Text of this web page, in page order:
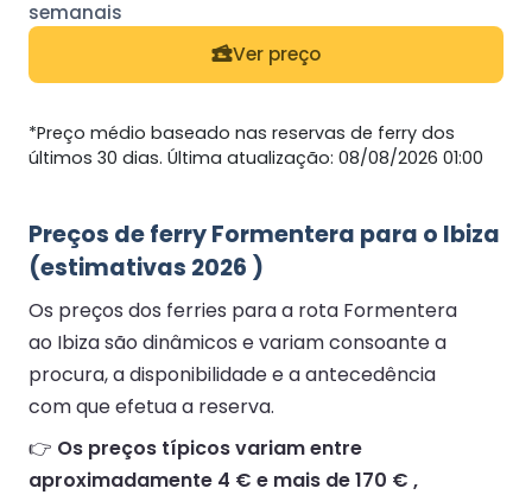
Ver preço
*Preço médio baseado nas reservas de ferry dos
últimos 30 dias. Última atualização: 08/08/2026 01:00
Preços de ferry Formentera para o Ibiza
(estimativas 2026 )
Os preços dos ferries para a rota Formentera
ao Ibiza são dinâmicos e variam consoante a
procura, a disponibilidade e a antecedência
com que efetua a reserva.
👉 Os preços típicos variam entre
aproximadamente 4 € e mais de 170 € ,